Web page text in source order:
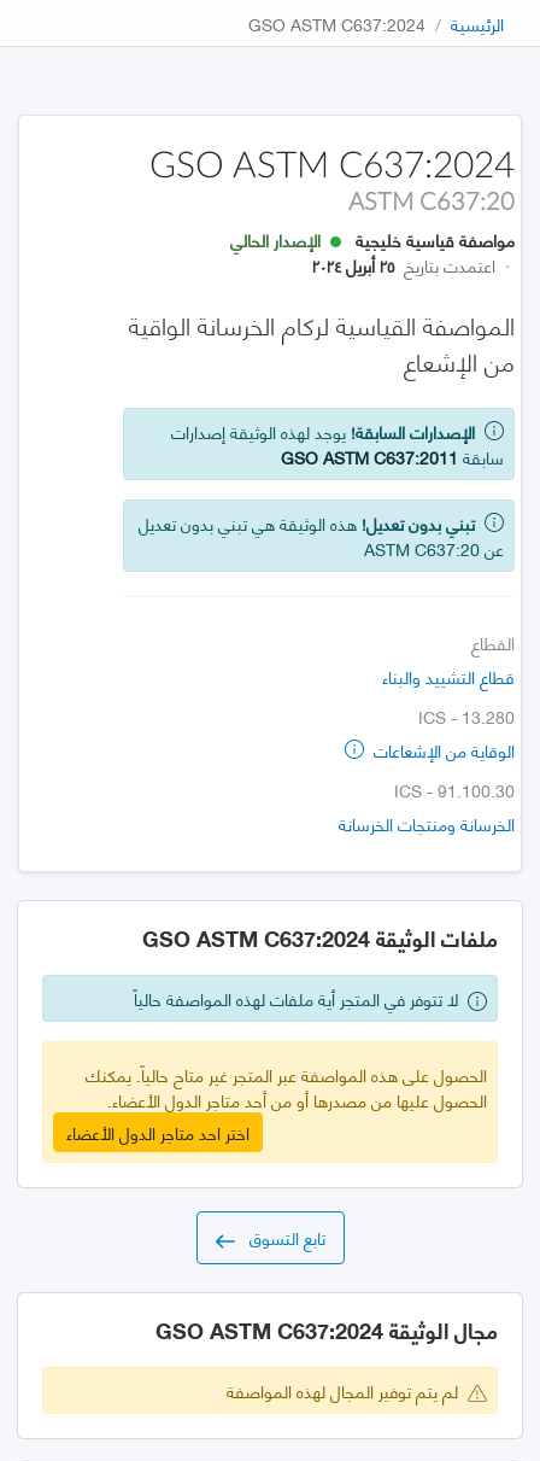
الرئيسية GSO ASTM C637:2024
GSO ASTM C637:2024
ASTM C637:20
مواصفة قياسية خليجية
الإصدار الحالي
· اعتمدت بتاريخ ٢٥ أبريل ٢٠٢٤
المواصفة القياسية لركام الخرسانة الواقية
من الإشعاع
الإصدارات السابقة! يوجد لهذه الوثيقة إصدارات
سابقة GSO ASTM C637:2011
تبني بدون تعديل! هذه الوثيقة هي تبني بدون تعديل
عن ASTM C637:20
القطاع
قطاع التشييد والبناء
ICS - 13.280
الوقاية من الإشعاعات
ICS - 91.100.30
الخرسانة ومنتجات الخرسانة
ملفات الوثيقة GSO ASTM C637:2024
لا تتوفر في المتجر أية ملفات لهذه المواصفة حالياً
الحصول على هذه المواصفة عبر المتجر غير متاح حالياً. يمكنك
الحصول عليها من مصدرها أو من أحد متاجر الدول الأعضاء.
اختر احد متاجر الدول الأعضاء
تابع التسوق
مجال الوثيقة GSO ASTM C637:2024
لم يتم توفير المجال لهذه المواصفة